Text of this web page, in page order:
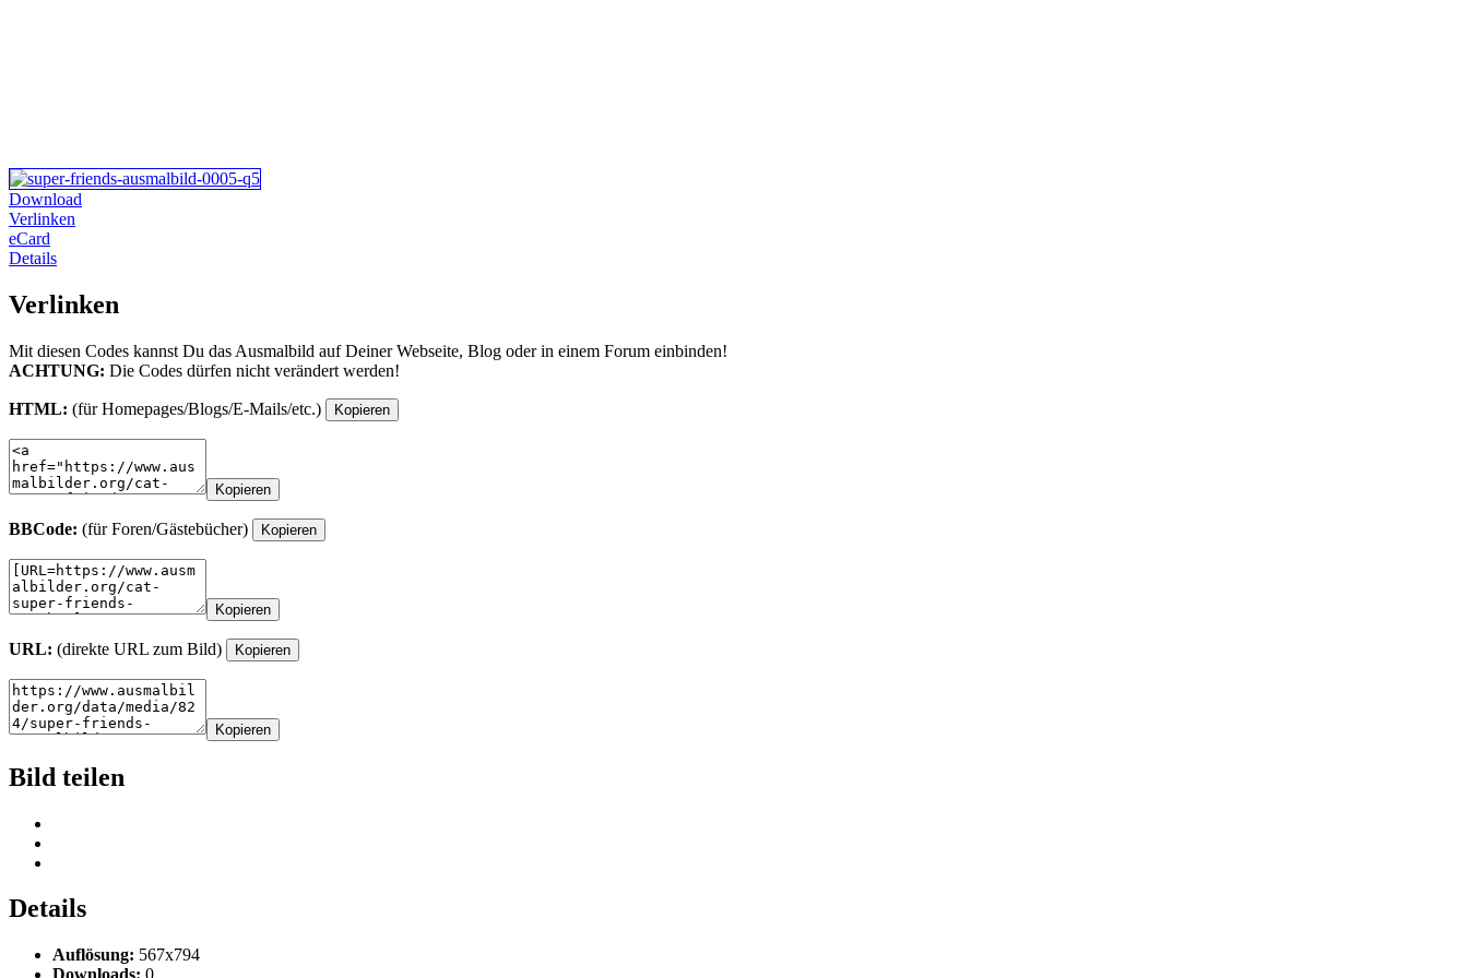
Download
Verlinken
eCard
Details
Verlinken
Mit diesen Codes kannst Du das Ausmalbild auf Deiner Webseite, Blog oder in einem Forum einbinden!
ACHTUNG: Die Codes dürfen nicht verändert werden!
HTML: (für Homepages/Blogs/E-Mails/etc.) Kopieren
Kopieren
BBCode: (für Foren/Gästebücher) Kopieren
Kopieren
URL: (direkte URL zum Bild) Kopieren
Kopieren
Bild teilen
Details
Auflösung: 567x794